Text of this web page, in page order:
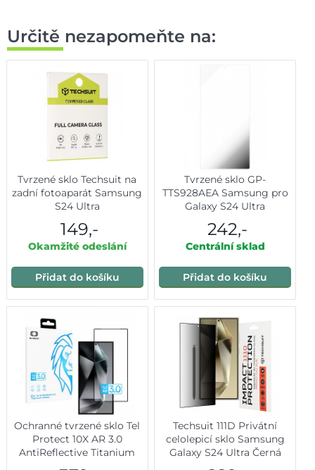
Určitě nezapomeňte na:
Tvrzené sklo Techsuit na
zadní fotoaparát Samsung
S24 Ultra
149,-
Okamžité odeslání
Přidat do košíku
Tvrzené sklo GP-
TTS928AEA Samsung pro
Galaxy S24 Ultra
242,-
Centrální sklad
Přidat do košíku
Ochranné tvrzené sklo Tel
Protect 10X AR 3.0
AntiReflective Titanium
Techsuit 111D Privátní
celolepicí sklo Samsung
Galaxy S24 Ultra Černá